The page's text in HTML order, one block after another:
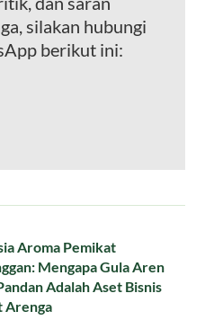
silakan hubungi
berikut ini:
Aroma Pemikat
Mengapa Gula Aren
Adalah Aset Bisnis
Arenga